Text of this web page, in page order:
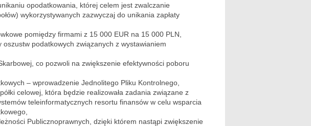
opodatkowania, której celem jest zwalczanie
wykorzystywanych zazwyczaj do unikania zapłaty
pomiędzy firmami z 15 000 EUR na 15 000 PLN,
podatkowych związanych z wystawianiem
co pozwoli na zwiększenie efektywności poboru
– wprowadzenie Jednolitego Pliku Kontrolnego,
celowej, która będzie realizowała zadania związane z
teleinformatycznych resortu finansów w celu wsparcia
Publicznoprawnych, dzięki którem nastąpi zwiększenie